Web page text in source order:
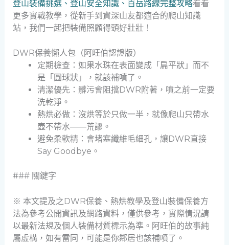
登山裝備挑選、登山安全知識、百岳路線完整攻略看看
更多實戰教學，從新手到資深山友都適合的爬山知識
站，我們一起把裝備照顧得頭好壯壯！
DWR保養懶人包（阿旺伯認證版）
定期檢查：如果水珠在表面變成「扁平狀」而不
是「圓球狀」，就該補噴了。
清潔優先：髒污會阻擋DWR附著，噴之前一定要
洗乾淨。
熱烘必做：沒烘等於只做一半，就像爬山只帶水
壺不帶水——荒謬。
避免柔軟精：會堵塞纖維毛細孔，讓DWR直接
Say Goodbye。
### 關鍵字
※ 本文提及之DWR保養、熱烘教學及登山裝備保養方
法為參考公開資訊及網路資料，僅供參考，實際情況請
以最新法規及個人裝備材質標示為準。阿旺伯的故事純
屬虛構，如有雷同，可能是你鄰居也該補噴了。